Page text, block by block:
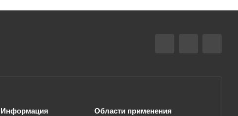
Информация Области применения